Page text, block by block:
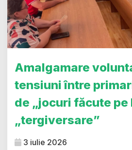
Amalgamare
tensiuni între
de „jocuri făcute pe
„tergiversare”
3 iulie 2026